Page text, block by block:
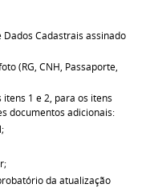
Cadastrais assinado
(RG, CNH, Passaporte,
1 e 2, para os itens
documentos adicionais:
da atualização